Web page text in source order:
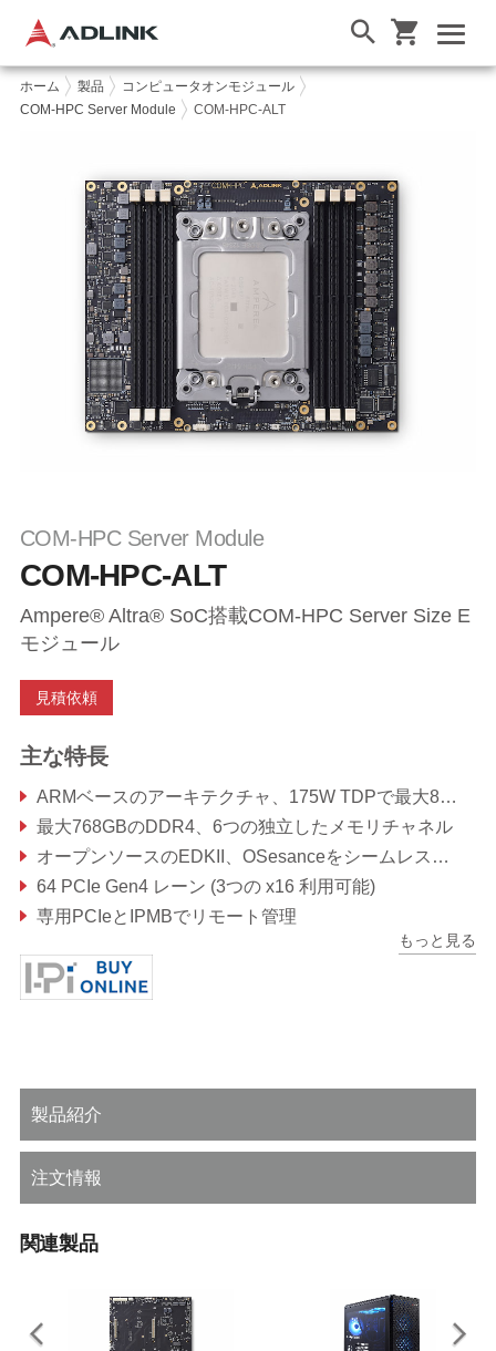
ホーム 製品
コンピュータオンモジュール
COM-HPC Server Module
COM-HPC-ALT
COM-HPC Server Module
COM-HPC-ALT
Ampere® Altra® SoC搭載COM-HPC Server Size E
モジュール
見積依頼
主な特長
ARMベースのアーキテクチャ、175W TDPで最大80コア
最大768GBのDDR4、6つの独立したメモリチャネル
オープンソースのEDKII、OSesanceをシームレスにサポート
64 PCIe Gen4 レーン (3つの x16 利用可能)
専用PCIeとIPMBでリモート管理
もっと見る
製品紹介
注文情報
関連製品